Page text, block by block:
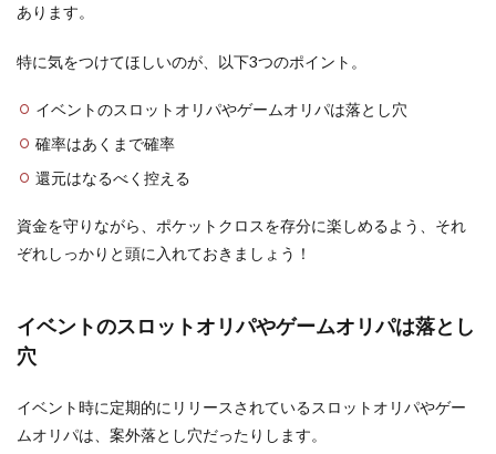
あります。
特に気をつけてほしいのが、以下3つのポイント。
イベントのスロットオリパやゲームオリパは落とし穴
確率はあくまで確率
還元はなるべく控える
資金を守りながら、ポケットクロスを存分に楽しめるよう、それ
ぞれしっかりと頭に入れておきましょう！
イベントのスロットオリパやゲームオリパは落とし
穴
イベント時に定期的にリリースされているスロットオリパやゲー
ムオリパは、案外落とし穴だったりします。